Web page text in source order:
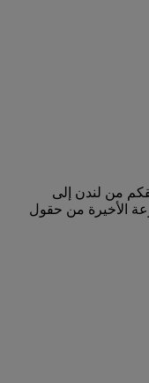
من لندن إلى
الأخيرة من حقول